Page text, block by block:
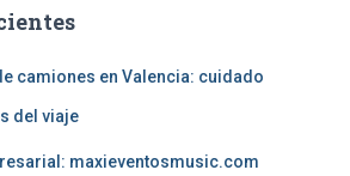
camiones en Valencia: cuidado
del viaje
maxieventosmusic.com